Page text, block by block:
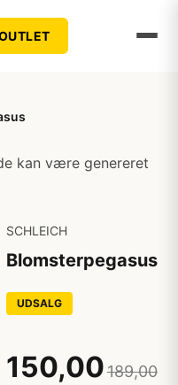
kan være genereret
SCHLEICH
Blomsterpegasus
UDSALG
150,00189,00